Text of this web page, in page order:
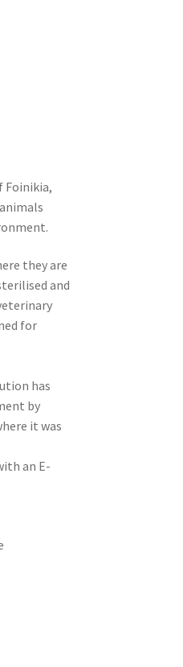
Foinikia,
they are
and
for
has
by
it was
an E-